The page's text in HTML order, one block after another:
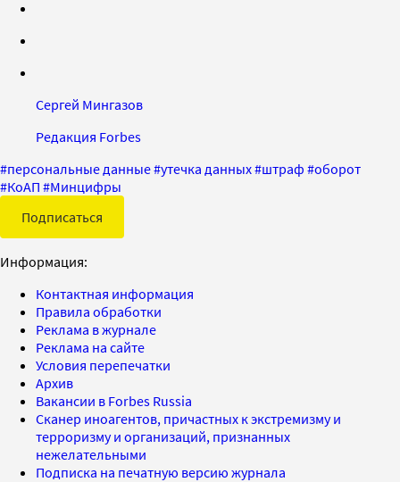
Сергей Мингазов
Редакция Forbes
#персональные данные#утечка данных#штраф #оборот
#КоАП #Минцифры
Подписаться
Информация:
Контактная информация
Правила обработки
Реклама в журнале
Реклама на сайте
Условия перепечатки
Архив
Вакансии в Forbes Russia
Сканер иноагентов, причастных к экстремизму и
терроризму и организаций, признанных
нежелательными
Подписка на печатную версию журнала